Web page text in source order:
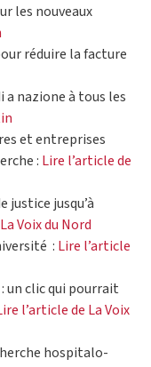
les nouveaux
réduire la facture
a nazione à tous les
et entreprises
: Lire l’article de
justice jusqu’à
Voix du Nord
: Lire l’article
un clic qui pourrait
l’article de La Voix
hospitalo-